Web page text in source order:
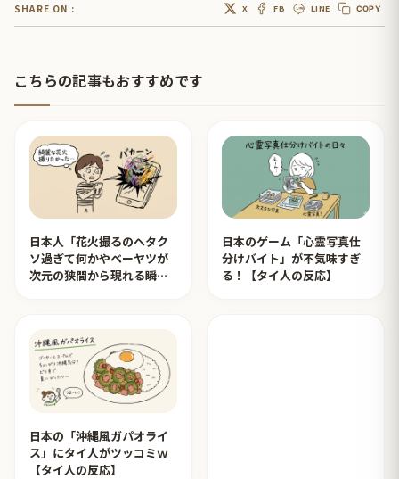
SHARE ON : X FB LINE COPY
こちらの記事もおすすめです
日本人「花火撮るのヘタク
ソ過ぎて何かやベーヤツが
次元の狭間から現れる瞬間
日本のゲーム「心霊写真仕
分けバイト」が不気味すぎ
る！【タイ人の反応】
日本の「沖縄風ガパオライ
ス」にタイ人がツッコミｗ
【タイ人の反応】